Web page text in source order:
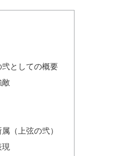
弐としての概要
敵
（上弦の弐）